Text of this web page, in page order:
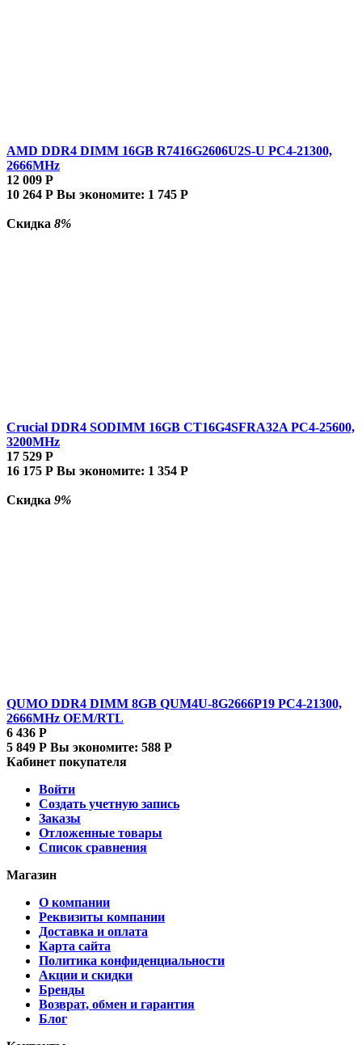
AMD DDR4 DIMM 16GB R7416G2606U2S-U PC4-21300,
2666MHz
12 009 Р
10 264 Р Вы экономите: 1 745 Р
Скидка 8%
Crucial DDR4 SODIMM 16GB CT16G4SFRA32A PC4-25600,
3200MHz
17 529 Р
16 175 Р Вы экономите: 1 354 Р
Скидка 9%
QUMO DDR4 DIMM 8GB QUM4U-8G2666P19 PC4-21300,
2666MHz OEM/RTL
6 436 Р
5 849 Р Вы экономите: 588 Р
Кабинет покупателя
Войти
Создать учетную запись
Заказы
Отложенные товары
Список сравнения
Магазин
О компании
Реквизиты компании
Доставка и оплата
Карта сайта
Политика конфиденциальности
Акции и скидки
Бренды
Возврат, обмен и гарантия
Блог